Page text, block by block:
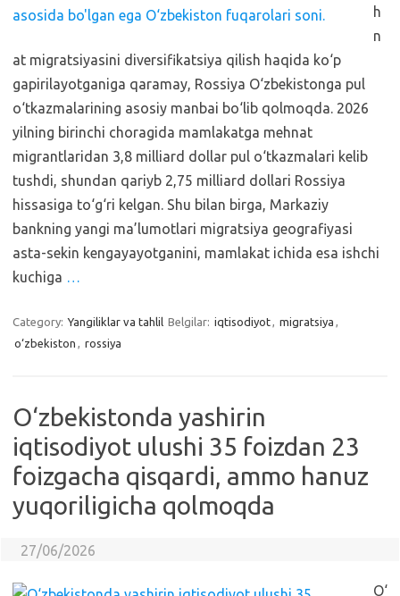
h
n
at migratsiyasini diversifikatsiya qilish haqida ko‘p
gapirilayotganiga qaramay, Rossiya O‘zbekistonga pul
o‘tkazmalarining asosiy manbai bo‘lib qolmoqda. 2026
yilning birinchi choragida mamlakatga mehnat
migrantlaridan 3,8 milliard dollar pul o‘tkazmalari kelib
tushdi, shundan qariyb 2,75 milliard dollari Rossiya
hissasiga to‘g‘ri kelgan. Shu bilan birga, Markaziy
bankning yangi ma’lumotlari migratsiya geografiyasi
asta-sekin kengayayotganini, mamlakat ichida esa ishchi
kuchiga …
Category: Yangiliklar va tahlil Belgilar: iqtisodiyot, migratsiya ,
o‘zbekiston , rossiya
O‘zbekistonda yashirin
iqtisodiyot ulushi 35 foizdan 23
foizgacha qisqardi, ammo hanuz
yuqoriligicha qolmoqda
27/06/2026
O‘